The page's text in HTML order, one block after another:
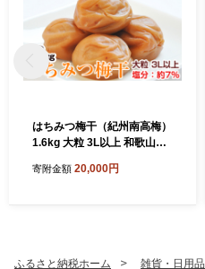
はちみつ梅干（紀州南高梅）
1.6kg 大粒 3L以上 和歌山県
寄附金額 20,000円
ふるさと納税ホーム 雑貨・日用品